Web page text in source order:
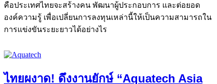
คือประเทศไทยจะสร้างคน พัฒนาผู้ประกอบการ และต่อยอด
องค์ความรู้ เพื่อเปลี่ยนการลงทุนเหล่านี้ให้เป็นความสามารถใน
การแข่งขันระยะยาวได้อย่างไร
ไทยผงาด! ดึงงานยักษ์ “Aquatech Asia